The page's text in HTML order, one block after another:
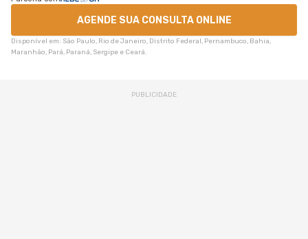
AGENDE SUA CONSULTA ONLINE
Disponível em: São Paulo, Rio de Janeiro, Distrito Federal, Pernambuco, Bahia,
Maranhão, Pará, Paraná, Sergipe e Ceará.